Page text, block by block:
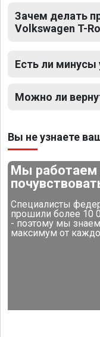
Зачем делать
Volkswagen T-
Есть ли минусы
Можно ли
Вы не узнаете
Мы работаем
Специалисты
прошили более 10
- поэтому мы
максимум от